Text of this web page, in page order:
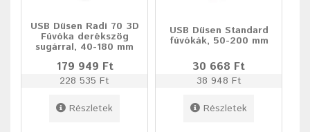
USB Düsen Radi 70 3D
Fúvóka derékszög
sugárral, 40-180 mm
179 949 Ft
228 535 Ft
Részletek
USB Düsen Standard
fúvókák, 50-200 mm
30 668 Ft
38 948 Ft
Részletek